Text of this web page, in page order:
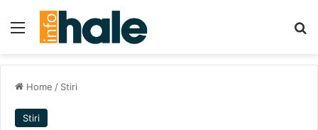
Menu
Home / Stiri
Stiri